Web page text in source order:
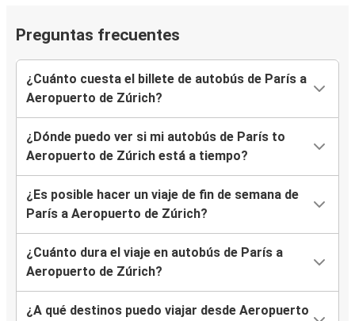
Preguntas frecuentes
¿Cuánto cuesta el billete de autobús de París a
Aeropuerto de Zúrich?
¿Dónde puedo ver si mi autobús de París to
Aeropuerto de Zúrich está a tiempo?
¿Es posible hacer un viaje de fin de semana de
París a Aeropuerto de Zúrich?
¿Cuánto dura el viaje en autobús de París a
Aeropuerto de Zúrich?
¿A qué destinos puedo viajar desde Aeropuerto